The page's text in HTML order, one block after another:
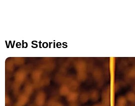
Web Stories